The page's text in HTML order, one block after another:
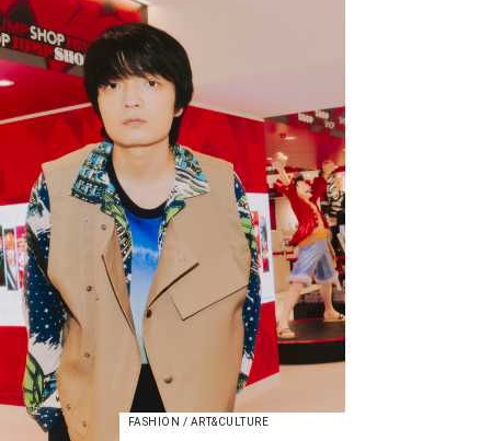
FASHION / ART&CULTURE